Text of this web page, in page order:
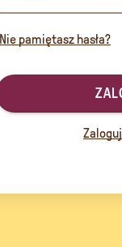
Nie pamiętasz hasła?